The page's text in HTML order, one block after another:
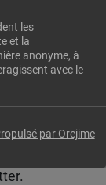
les
et la
anonyme, à
avec le
par Orejime
de la
Pontarlier,